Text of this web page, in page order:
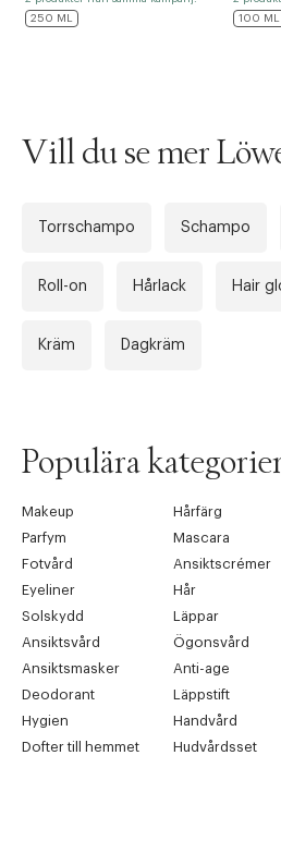
250 ML
100 ML
Vill du se mer
Torrschampo Schampo
Roll-on Hårlack Hair
Kräm Dagkräm
Populära
Makeup Hårfärg
Parfym
Mascara
Fotvård
Ansiktscrémer
Eyeliner
Hår
Solskydd
Läppar
Ansiktsvård
Ögonsvård
Ansiktsmasker
Anti-age
Deodorant
Läppstift
Hygien
Handvård
Dofter till hemmet
Hudvårdsset